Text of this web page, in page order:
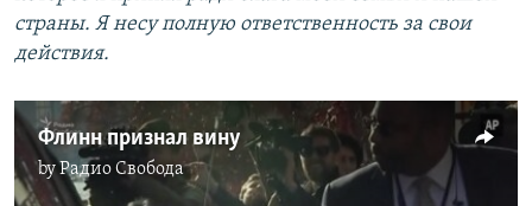
страны. Я несу полную ответственность за свои
действия.
Флинн признал вину
byРадио Свобода